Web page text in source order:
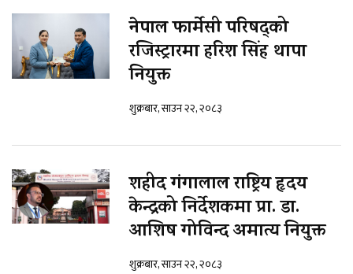
नेपाल फार्मेसी परिषद्को
रजिस्ट्रारमा हरिश सिंह थापा
नियुक्त
शुक्रबार, साउन २२, २०८३
शहीद गंगालाल राष्ट्रिय हृदय
केन्द्रको निर्देशकमा प्रा. डा.
आशिष गोविन्द अमात्य नियुक्त
शुक्रबार, साउन २२, २०८३